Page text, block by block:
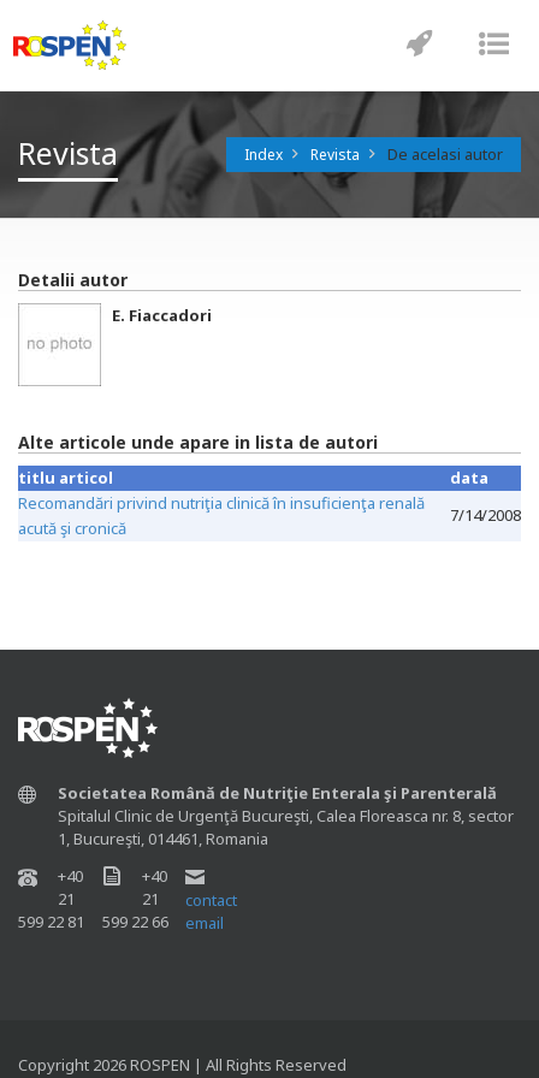
Revista Index Revista De acelasi autor
Detalii autor
E. Fiaccadori
Alte articole unde apare in lista de autori
titlu articol
data
Recomandări privind nutriţia clinică în insuficienţa renală
acută şi cronică
7/14/2008
Societatea Română de Nutriţie Enterala şi Parenterală
Spitalul Clinic de Urgenţă Bucureşti, Calea Floreasca nr. 8, sector
1, Bucureşti, 014461, Romania
+40
21
599 22 81
+40
21
599 22 66
contact
email
Copyright 2026 ROSPEN | All Rights Reserved